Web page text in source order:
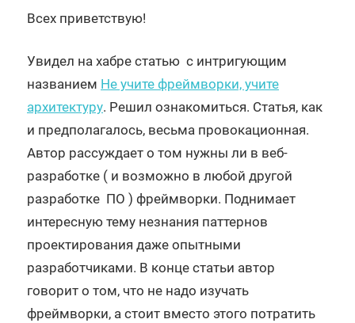
Всех приветствую!
Увидел на хабре статью с интригующим
названием Не учите фреймворки, учите
архитектуру. Решил ознакомиться. Статья, как
и предполагалось, весьма провокационная.
Автор рассуждает о том нужны ли в веб-
разработке ( и возможно в любой другой
разработке ПО ) фреймворки. Поднимает
интересную тему незнания паттернов
проектирования даже опытными
разработчиками. В конце статьи автор
говорит о том, что не надо изучать
фреймворки, а стоит вместо этого потратить